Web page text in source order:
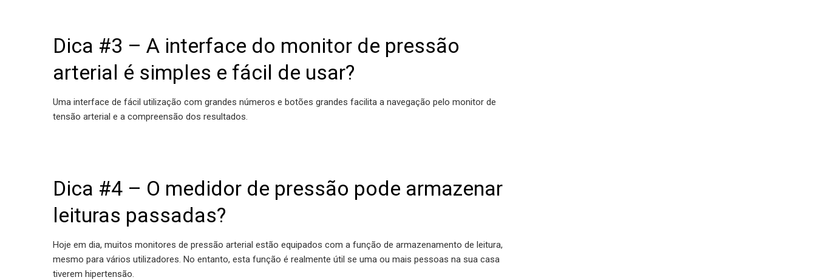
Dica #3 – A interface do monitor de pressão
arterial é simples e fácil de usar?
Uma interface de fácil utilização com grandes números e botões grandes facilita a navegação pelo monitor de
tensão arterial e a compreensão dos resultados.
Dica #4 – O medidor de pressão pode armazenar
leituras passadas?
Hoje em dia, muitos monitores de pressão arterial estão equipados com a função de armazenamento de leitura,
mesmo para vários utilizadores. No entanto, esta função é realmente útil se uma ou mais pessoas na sua casa
tiverem hipertensão.